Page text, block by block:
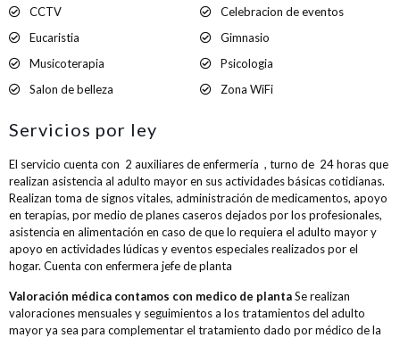
CCTV
Celebracion de eventos
Eucaristia
Gimnasio
Musicoterapia
Psicologia
Salon de belleza
Zona WiFi
Servicios por ley
El servicio cuenta con 2 auxiliares de enfermería , turno de 24 horas que
realizan asistencia al adulto mayor en sus actividades básicas cotidianas.
Realizan toma de signos vitales, administración de medicamentos, apoyo
en terapias, por medio de planes caseros dejados por los profesionales,
asistencia en alimentación en caso de que lo requiera el adulto mayor y
apoyo en actividades lúdicas y eventos especiales realizados por el
hogar. Cuenta con enfermera jefe de planta
Valoración médica contamos con medico de plantaSe realizan
valoraciones mensuales y seguimientos a los tratamientos del adulto
mayor ya sea para complementar el tratamiento dado por médico de la